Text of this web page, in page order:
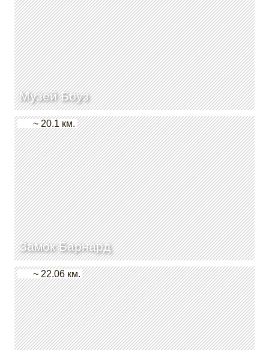
Музей Боуз
Замок Барнард
~ 20.1 км.
~ 22.06 км.